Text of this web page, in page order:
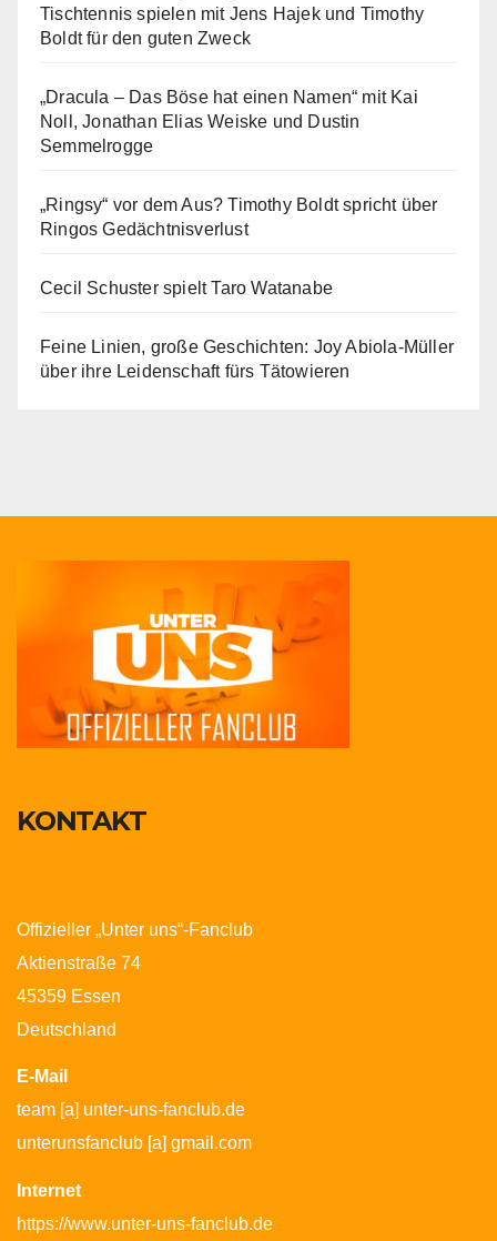
Tischtennis spielen mit Jens Hajek und Timothy
Boldt für den guten Zweck
„Dracula – Das Böse hat einen Namen“ mit Kai
Noll, Jonathan Elias Weiske und Dustin
Semmelrogge
„Ringsy“ vor dem Aus? Timothy Boldt spricht über
Ringos Gedächtnisverlust
Cecil Schuster spielt Taro Watanabe
Feine Linien, große Geschichten: Joy Abiola-Müller
über ihre Leidenschaft fürs Tätowieren
KONTAKT
Offizieller „Unter uns“-Fanclub
Aktienstraße 74
45359 Essen
Deutschland
E-Mail
team [a] unter-uns-fanclub.de
unterunsfanclub [a] gmail.com
Internet
https://www.unter-uns-fanclub.de